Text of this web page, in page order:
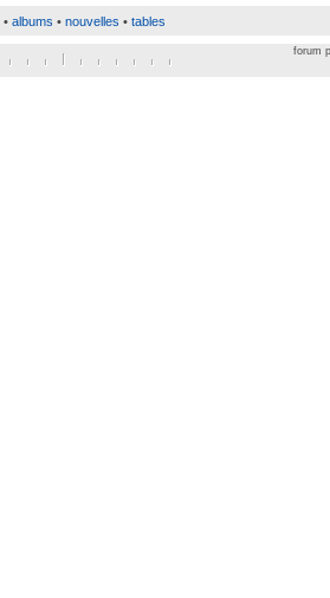
• albums • nouvelles • tables
forum